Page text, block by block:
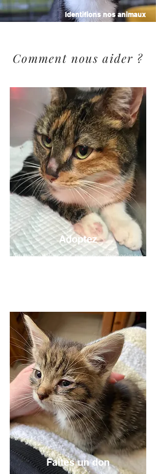
Identifions nos animaux
Comment nous aider ?
Adultes, adolescents ou jeunes : nos animaux
Adoptez
Faites un don